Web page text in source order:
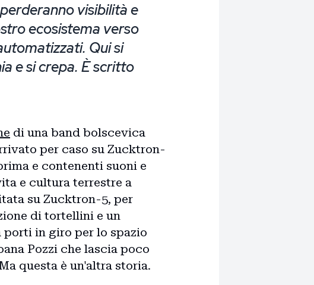
visibilità e
ecosistema verso
Qui si
e si crepa. È scritto
di una band bolscevica
per caso su Zucktron-
e contenenti suoni e
e cultura terrestre a
su Zucktron-5, per
di tortellini e un
in giro per lo spazio
Pozzi che lascia poco
questa è un'altra storia.